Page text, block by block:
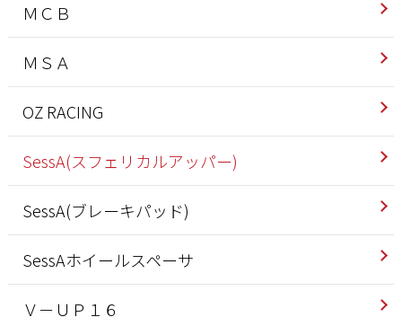
ＭＣＢ
ＭＳＡ
OZ RACING
SessA(スフェリカルアッパー)
SessA(ブレーキパッド)
SessAホイールスペーサ
Ｖ－ＵＰ１６